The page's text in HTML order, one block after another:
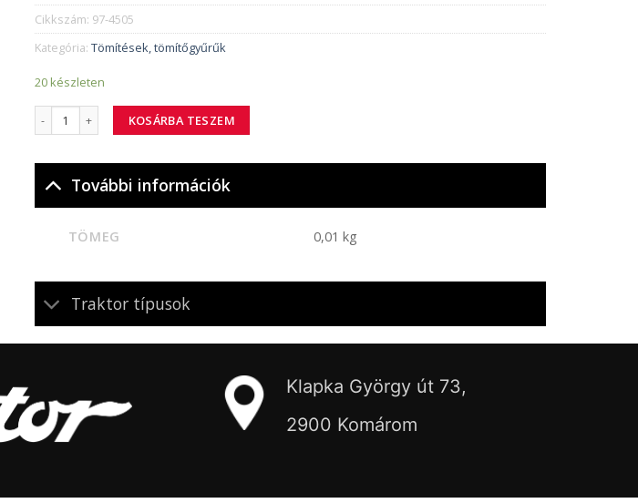
Cikkszám: 97-4505
Kategória: Tömítések, tömítőgyűrűk
20 készleten
97-4505 tömítőgyűrű mennyiség
KOSÁRBA TESZEM
További információk
TÖMEG 0,01 kg
Traktor típusok
Klapka György út 73,
2900 Komárom